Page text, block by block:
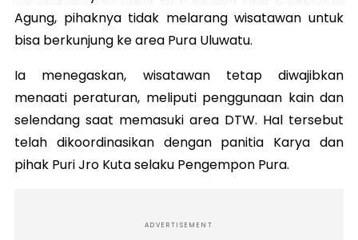
Agung, pihaknya tidak melarang wisatawan untuk
bisa berkunjung ke area Pura Uluwatu.
Ia menegaskan, wisatawan tetap diwajibkan
menaati peraturan, meliputi penggunaan kain dan
selendang saat memasuki area DTW. Hal tersebut
telah dikoordinasikan dengan panitia Karya dan
pihak Puri Jro Kuta selaku Pengempon Pura.
ADVERTISEMENT